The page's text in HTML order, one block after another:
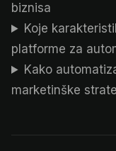
biznisa
Koje
platforme za
Kako
marketinške